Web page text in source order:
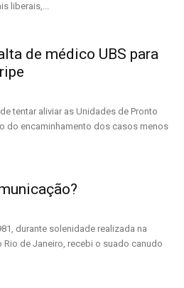
liberais,...
de médico UBS para
tentar aliviar as Unidades de Pronto
do encaminhamento dos casos menos
durante solenidade realizada na
de Janeiro, recebi o suado canudo